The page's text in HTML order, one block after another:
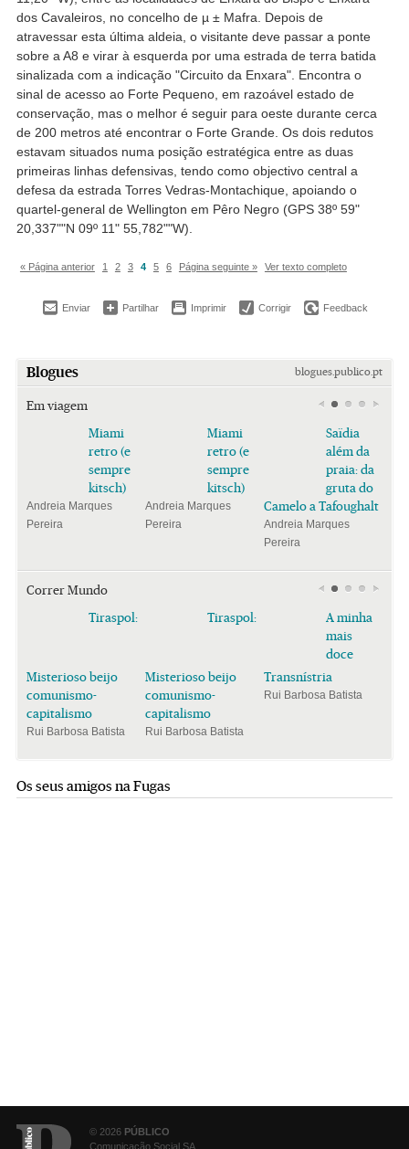
dos Cavaleiros, no concelho de µ ± Mafra. Depois de
atravessar esta última aldeia, o visitante deve passar a ponte
sobre a A8 e virar à esquerda por uma estrada de terra batida
sinalizada com a indicação "Circuito da Enxara". Encontra o
sinal de acesso ao Forte Pequeno, em razoável estado de
conservação, mas o melhor é seguir para oeste durante cerca
de 200 metros até encontrar o Forte Grande. Os dois redutos
estavam situados numa posição estratégica entre as duas
primeiras linhas defensivas, tendo como objectivo central a
defesa da estrada Torres Vedras-Montachique, apoiando o
quartel-general de Wellington em Pêro Negro (GPS 38º 59"
20,337""N 09º 11" 55,782""W).
« Página anterior 1 2 3 4 5 6 Página seguinte » Ver texto completo
Enviar Partilhar Imprimir Corrigir Feedback
Blogues blogues.publico.pt
Em viagem
Miami
retro (e
sempre
kitsch)
Andreia Marques
Pereira
Miami
retro (e
sempre
kitsch)
Andreia Marques
Pereira
Saïdia
além da
praia: da
gruta do
Camelo a Tafoughalt
Andreia Marques
Pereira
Correr Mundo
Tiraspol:
Misterioso beijo
comunismo-
capitalismo
Rui Barbosa Batista
Tiraspol:
Misterioso beijo
comunismo-
capitalismo
Rui Barbosa Batista
A minha
mais
doce
Transnístria
Rui Barbosa Batista
Os seus amigos na Fugas
© 2026 PÚBLICO
Comunicação Social SA